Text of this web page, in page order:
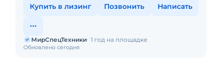
Купить в лизинг Позвонить Написать
Обновлено сегодня
МирСпецТехники 1 год на площадке